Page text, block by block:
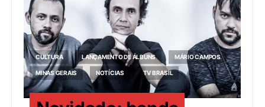
CULTURA LANÇAMENTO DE ÁLBUNS MÁRIO CAMPOS
MINAS GERAIS NOTÍCIAS TV BRASIL